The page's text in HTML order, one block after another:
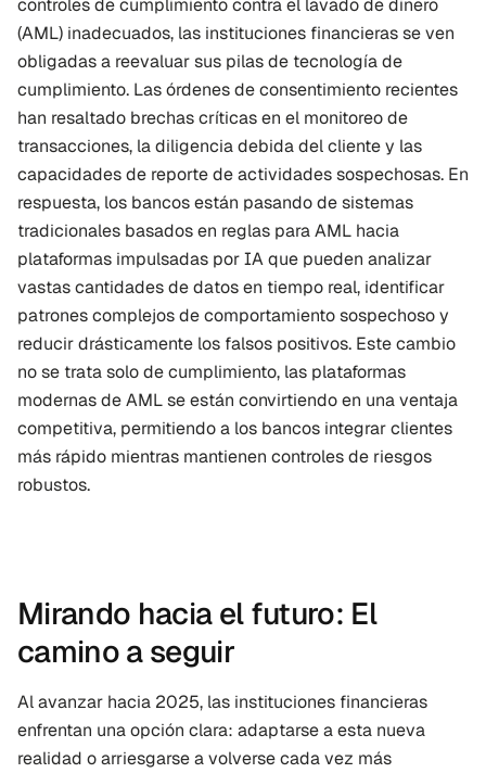
(AML) inadecuados, las instituciones financieras se ven
obligadas a reevaluar sus pilas de tecnología de
cumplimiento. Las órdenes de consentimiento recientes
han resaltado brechas críticas en el monitoreo de
transacciones, la diligencia debida del cliente y las
capacidades de reporte de actividades sospechosas. En
respuesta, los bancos están pasando de sistemas
tradicionales basados en reglas para AML hacia
plataformas impulsadas por IA que pueden analizar
vastas cantidades de datos en tiempo real, identificar
patrones complejos de comportamiento sospechoso y
reducir drásticamente los falsos positivos. Este cambio
no se trata solo de cumplimiento, las plataformas
modernas de AML se están convirtiendo en una ventaja
competitiva, permitiendo a los bancos integrar clientes
más rápido mientras mantienen controles de riesgos
robustos.
Mirando hacia el futuro: El
camino a seguir
Al avanzar hacia 2025, las instituciones financieras
enfrentan una opción clara: adaptarse a esta nueva
realidad o arriesgarse a volverse cada vez más